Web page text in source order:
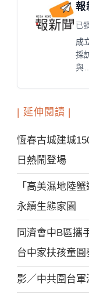
報
已
成
採
與…
| 延伸閱讀 |
恆春古城建城
日熱鬧登場
「高美濕地陸
永續生態家園
同濟會中B區攜
台中家扶孩童圓
影／中共圍台